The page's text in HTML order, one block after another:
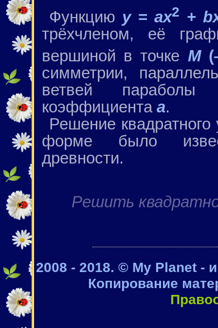
Функцию у = ax2 +
трёхчленом, её
вершиной в точке М (
симметрии,
ветвей
коэффициента a.
Решение квадратного
форме было
древности.
Решить
2008 - 2018. © My Planet -
Копирование